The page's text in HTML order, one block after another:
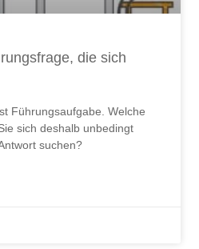
die sich
Führungsaufgabe. Welche
sich deshalb unbedingt
suchen?